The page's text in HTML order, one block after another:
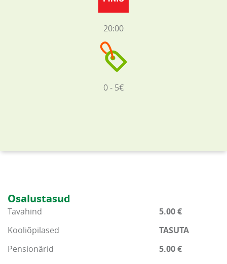
20:00
0 - 5€
Osalustasud
Tavahind
5.00 €
Kooliõpilased
TASUTA
Pensionärid
5.00 €